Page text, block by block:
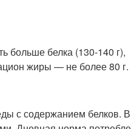
больше белка (130-140 г),
жиры — не более 80 г.
с содержанием белков. В